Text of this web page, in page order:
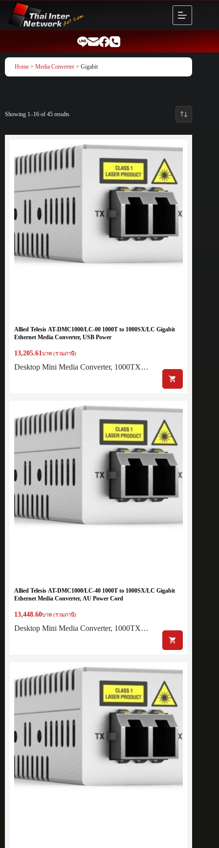
content
Home > Media Converter > Gigabit
Showing 1–16 of 45 results
Allied Telesis AT-DMC1000/LC-00 1000T to 1000SX/LC Gigabit
Ethernet Media Converter, USB Power
13,205.61บาท (รวมภาษี)
Desktop Mini Media Converter, 1000TX…
Allied Telesis AT-DMC1000/LC-40 1000T to 1000SX/LC Gigabit
Ethernet Media Converter, AU Power Cord
13,448.60บาท (รวมภาษี)
Desktop Mini Media Converter, 1000TX…